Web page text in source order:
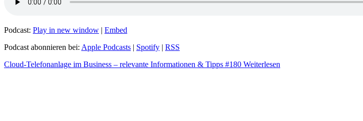
Podcast: Play in new window | Embed
Podcast abonnieren bei: Apple Podcasts | Spotify | RSS
Cloud-Telefonanlage im Business – relevante Informationen & Tipps #180 Weiterlesen